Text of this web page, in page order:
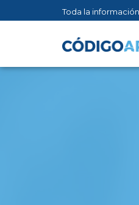
Toda la